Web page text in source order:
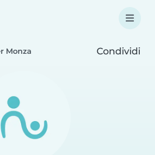
Monza Condividi